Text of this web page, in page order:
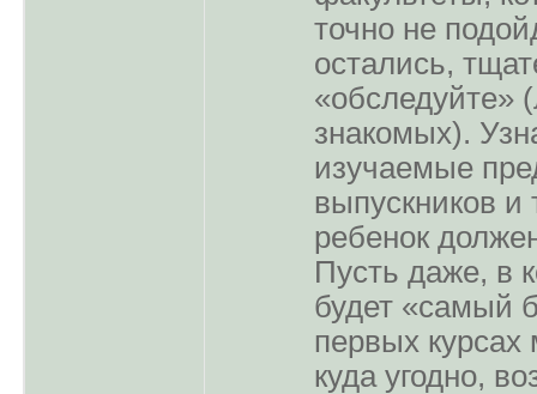
точно не
остались,
«обследуйте»
знакомых).
изучаемые
выпускников и
ребенок
Пусть даже, в
будет «самый
первых курсах
куда угодно,